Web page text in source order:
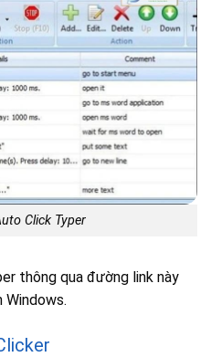
Click Typer
thông qua đường link này